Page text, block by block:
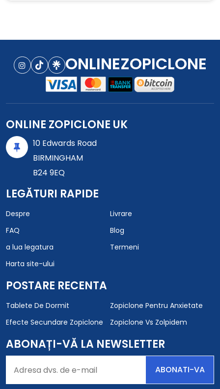
ONLINEZOPICLONE
ONLINE ZOPICLONE UK
10 Edwards Road
BIRMINGHAM
B24 9EQ
LEGĂTURI RAPIDE
Despre
Livrare
FAQ
Blog
a lua legatura
Termeni
Harta site-ului
POSTARE RECENTA
Tablete De Dormit
Zopiclone Pentru Anxietate
Efecte Secundare Zopiclone
Zopiclone Vs Zolpidem
ABONAȚI-VĂ LA NEWSLETTER
ABONATI-VA